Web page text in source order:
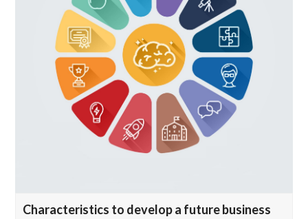
Characteristics to develop a future business